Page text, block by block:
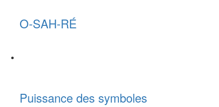
O-SAH-RÉ
Puissance des symboles